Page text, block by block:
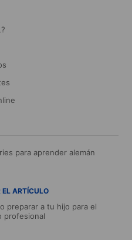
para aprender alemán
EL ARTÍCULO
preparar a tu hijo para el
profesional